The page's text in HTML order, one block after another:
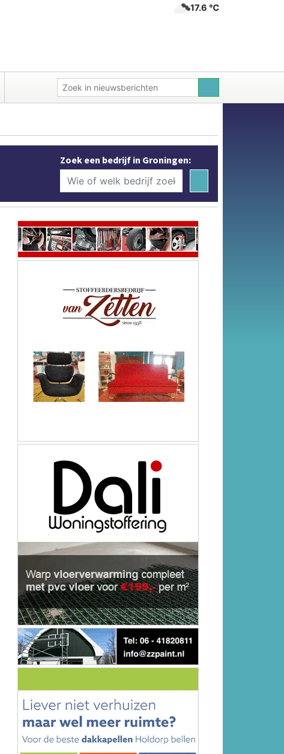
17.6 ℃
Zoek een bedrijf in Groningen: